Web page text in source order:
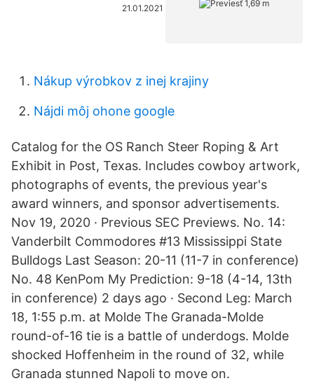
21.01.2021
Nákup výrobkov z inej krajiny
Nájdi môj ohone google
Catalog for the OS Ranch Steer Roping & Art
Exhibit in Post, Texas. Includes cowboy artwork,
photographs of events, the previous year's
award winners, and sponsor advertisements.
Nov 19, 2020 · Previous SEC Previews. No. 14:
Vanderbilt Commodores #13 Mississippi State
Bulldogs Last Season: 20-11 (11-7 in conference)
No. 48 KenPom My Prediction: 9-18 (4-14, 13th
in conference) 2 days ago · Second Leg: March
18, 1:55 p.m. at Molde The Granada-Molde
round-of-16 tie is a battle of underdogs. Molde
shocked Hoffenheim in the round of 32, while
Granada stunned Napoli to move on.